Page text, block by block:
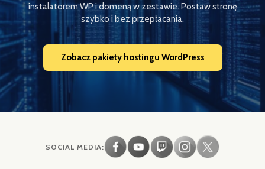
instalatorem WP i domeną w zestawie. Postaw stronę
szybko i bez przepłacania.
Zobacz pakiety hostingu WordPress
SOCIAL MEDIA: